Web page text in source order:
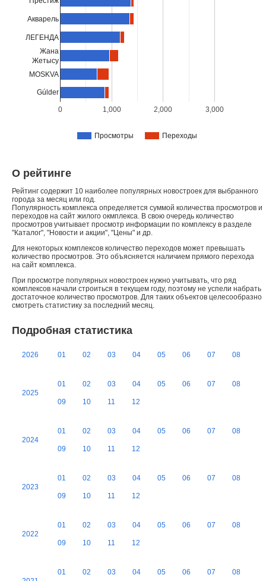
Просмотры Переходы
0 1,000 2,000 3,000
Акварель
ЛЕГЕНДА
Жана
Жетысу
MOSKVA
Gúlder
О рейтинге
Рейтинг содержит 10 наиболее популярных новостроек для выбранного
города за месяц или год.
Популярность комплекса определяется суммой количества просмотров и
переходов на сайт жилого окмплекса. В свою очередь количество
просмотров учитывает просмотр информации по комплексу в разделе
"Каталог", "Новости и акции", "Цены" и др.
Для некоторых комплексов количество переходов может превышать
количество просмотров. Это объясняется наличием прямого перехода
на сайт комплекса.
При просмотре популярных новостроек нужно учитывать, что ряд
комплексов начали строиться в текущем году, поэтому не успели набрать
достаточное количество просмотров. Для таких объектов целесообразно
смотреть статистику за последний месяц.
Подробная статистика
2026 01 02 03 04 05 06 07 08
2025
01 02 03 04 05 06 07 08
09 10 11 12
2024
01 02 03 04 05 06 07 08
09 10 11 12
2023
01 02 03 04 05 06 07 08
09 10 11 12
2022
01 02 03 04 05 06 07 08
09 10 11 12
01 02 03 04 05 06 07 08